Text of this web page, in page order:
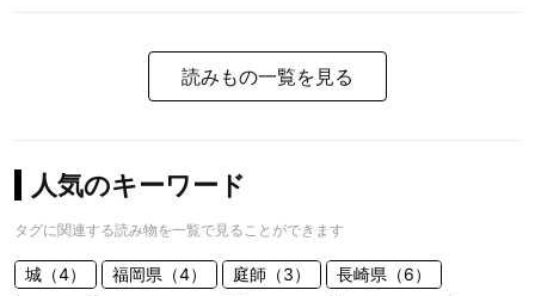
読みもの一覧を見る
人気のキーワード
タグに関連する読み物を一覧で見ることができます
城（4） 福岡県（4） 庭師（3）
長崎県（6）